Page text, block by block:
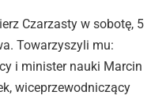
Czarzasty w sobotę, 5
Towarzyszyli mu:
i minister nauki Marcin
wiceprzewodniczący